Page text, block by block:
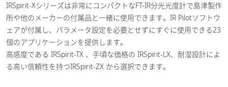
IRSpirit-Xシリーズは非常にコンパクトなFT-IR分光光度計で島津製作
所や他のメーカーの付属品と一緒に使用できます。IR Pilotソフトウ
ェアが付属し、パラメータ設定を必要とせずにすぐに使用できる23
個のアプリケーションを提供します。
高感度である IRSpirit-TX 、手頃な価格の IRSpirit-LX、耐湿設計によ
る高い信頼性を持つIRSpirit-ZX から選択できます。